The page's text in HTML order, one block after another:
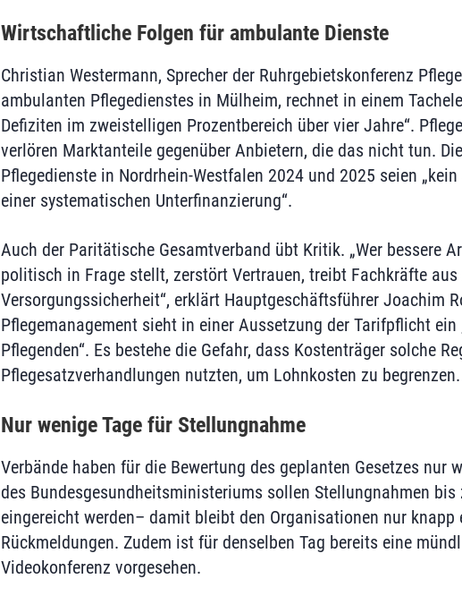
Wirtschaftliche Folgen für ambulante Dienste
Christian Westermann, Sprecher der Ruhrgebietskonferenz
ambulanten Pflegedienstes in Mülheim, rechnet in einem
Defiziten im zweistelligen Prozentbereich über vier Jahre“.
verlören Marktanteile gegenüber Anbietern, die das nicht tun.
Pflegedienste in Nordrhein-Westfalen 2024 und 2025 seien
einer systematischen Unterfinanzierung“.
Auch der Paritätische Gesamtverband übt Kritik. „Wer bessere
politisch in Frage stellt, zerstört Vertrauen, treibt Fachkräfte
Versorgungssicherheit“, erklärt Hauptgeschäftsführer Joachim
Pflegemanagement sieht in einer Aussetzung der Tarifpflicht
Pflegenden“. Es bestehe die Gefahr, dass Kostenträger solche
Pflegesatzverhandlungen nutzten, um Lohnkosten zu begrenzen.
Nur wenige Tage für Stellungnahme
Verbände haben für die Bewertung des geplanten Gesetzes nur
des Bundesgesundheitsministeriums sollen Stellungnahmen bis
eingereicht werden– damit bleibt den Organisationen nur knapp
Rückmeldungen. Zudem ist für denselben Tag bereits eine
Videokonferenz vorgesehen.